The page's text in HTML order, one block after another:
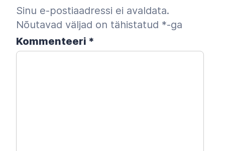
Sinu e-postiaadressi ei avaldata.
Nõutavad väljad on tähistatud *-ga
Kommenteeri *